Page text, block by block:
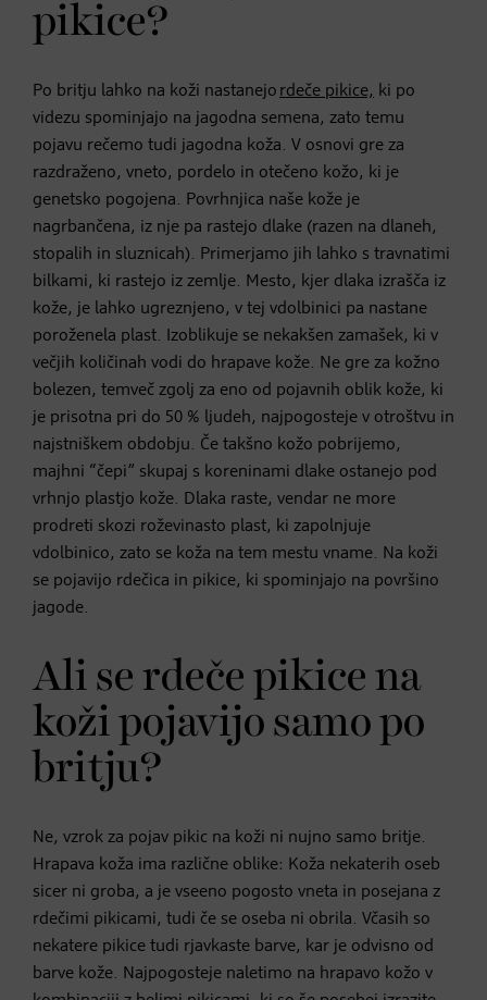
pikice?
Po britju lahko na koži nastanejo rdeče pikice, ki po
videzu spominjajo na jagodna semena, zato temu
pojavu rečemo tudi jagodna koža. V osnovi gre za
razdraženo, vneto, pordelo in otečeno kožo, ki je
genetsko pogojena. Povrhnjica naše kože je
nagrbančena, iz nje pa rastejo dlake (razen na dlaneh,
stopalih in sluznicah). Primerjamo jih lahko s travnatimi
bilkami, ki rastejo iz zemlje. Mesto, kjer dlaka izrašča iz
kože, je lahko ugreznjeno, v tej vdolbinici pa nastane
poroženela plast. Izoblikuje se nekakšen zamašek, ki v
večjih količinah vodi do hrapave kože. Ne gre za kožno
bolezen, temveč zgolj za eno od pojavnih oblik kože, ki
je prisotna pri do 50 % ljudeh, najpogosteje v otroštvu in
najstniškem obdobju. Če takšno kožo pobrijemo,
majhni “čepi” skupaj s koreninami dlake ostanejo pod
vrhnjo plastjo kože. Dlaka raste, vendar ne more
prodreti skozi roževinasto plast, ki zapolnjuje
vdolbinico, zato se koža na tem mestu vname. Na koži
se pojavijo rdečica in pikice, ki spominjajo na površino
jagode.
Ali se rdeče pikice na
koži pojavijo samo po
britju?
Ne, vzrok za pojav pikic na koži ni nujno samo britje.
Hrapava koža ima različne oblike: Koža nekaterih oseb
sicer ni groba, a je vseeno pogosto vneta in posejana z
rdečimi pikicami, tudi če se oseba ni obrila. Včasih so
nekatere pikice tudi rjavkaste barve, kar je odvisno od
barve kože. Najpogosteje naletimo na hrapavo kožo v